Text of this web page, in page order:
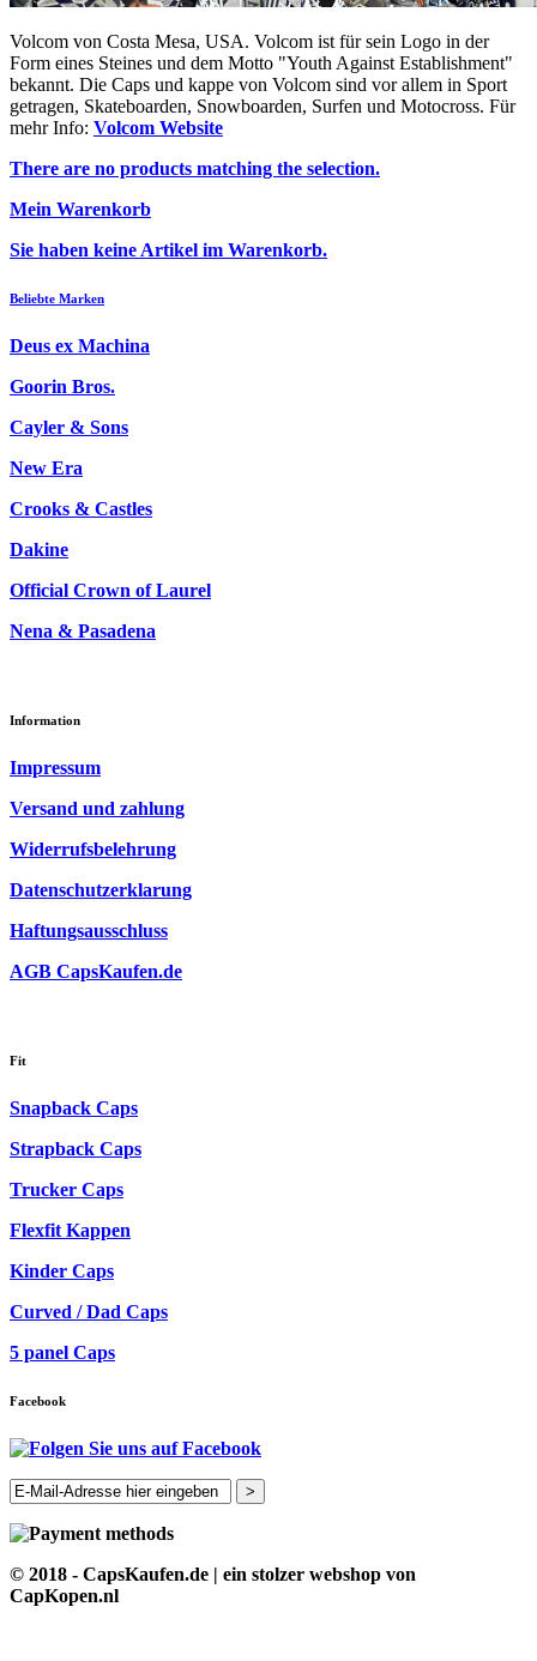
Volcom von Costa Mesa, USA. Volcom ist für sein Logo in der
Form eines Steines und dem Motto "Youth Against Establishment"
bekannt. Die Caps und kappe von Volcom sind vor allem in Sport
getragen, Skateboarden, Snowboarden, Surfen und Motocross. Für
mehr Info: Volcom Website
There are no products matching the selection.
Mein Warenkorb
Sie haben keine Artikel im Warenkorb.
Beliebte Marken
Deus ex Machina
Goorin Bros.
Cayler & Sons
New Era
Crooks & Castles
Dakine
Official Crown of Laurel
Nena & Pasadena
Information
Impressum
Versand und zahlung
Widerrufsbelehrung
Datenschutzerklarung
Haftungsausschluss
AGB CapsKaufen.de
Fit
Snapback Caps
Strapback Caps
Trucker Caps
Flexfit Kappen
Kinder Caps
Curved / Dad Caps
5 panel Caps
Facebook
>
© 2018 - CapsKaufen.de | ein stolzer webshop von
CapKopen.nl